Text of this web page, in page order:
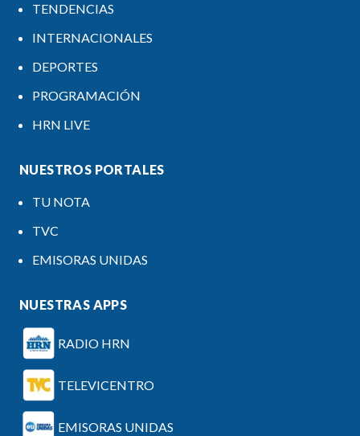
TENDENCIAS
INTERNACIONALES
DEPORTES
PROGRAMACIÓN
HRN LIVE
NUESTROS PORTALES
TU NOTA
TVC
EMISORAS UNIDAS
NUESTRAS APPS
RADIO HRN
TELEVICENTRO
EMISORAS UNIDAS